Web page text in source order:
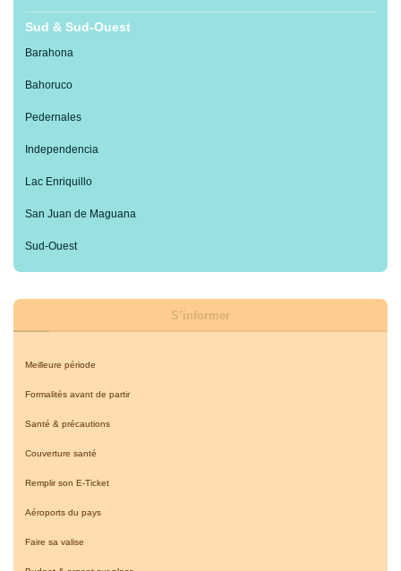
Sud & Sud-Ouest
Barahona
Bahoruco
Pedernales
Independencia
Lac Enriquillo
San Juan de Maguana
Sud-Ouest
S’informer
Meilleure période
Formalités avant de partir
Santé & précautions
Couverture santé
Remplir son E-Ticket
Aéroports du pays
Faire sa valise